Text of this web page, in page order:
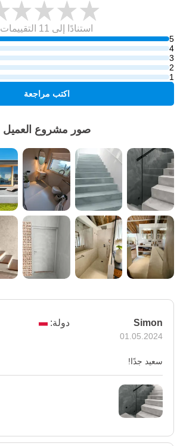
5
4
3
2
1
استنادًا إلى 11 التقييمات
اكتب مراجعة
صور مشروع العميل
Simon
01.05.2024
دولة:
سعيد جدًا!